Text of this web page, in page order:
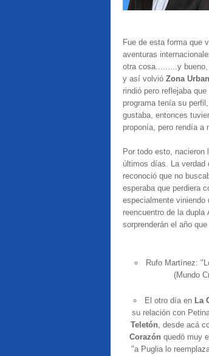
Fue de esta forma que
aventuras
otra cosa.........y
y así volvió Zona
rindió pero reflejaba que
programa tenía su
gustaba, entonces
proponía, pero rendía a
Por todo esto, nacieron
últimos días. La verdad
reconoció que no
esperaba que perdiera
especialmente viniendo
reencuentro de la dupla
sorprenderán el año
Rufo Martínez:
(Mundo
El otro día en La
su relación con
Teletón, desde acá
Corazón quedó muy
"a Puglia lo